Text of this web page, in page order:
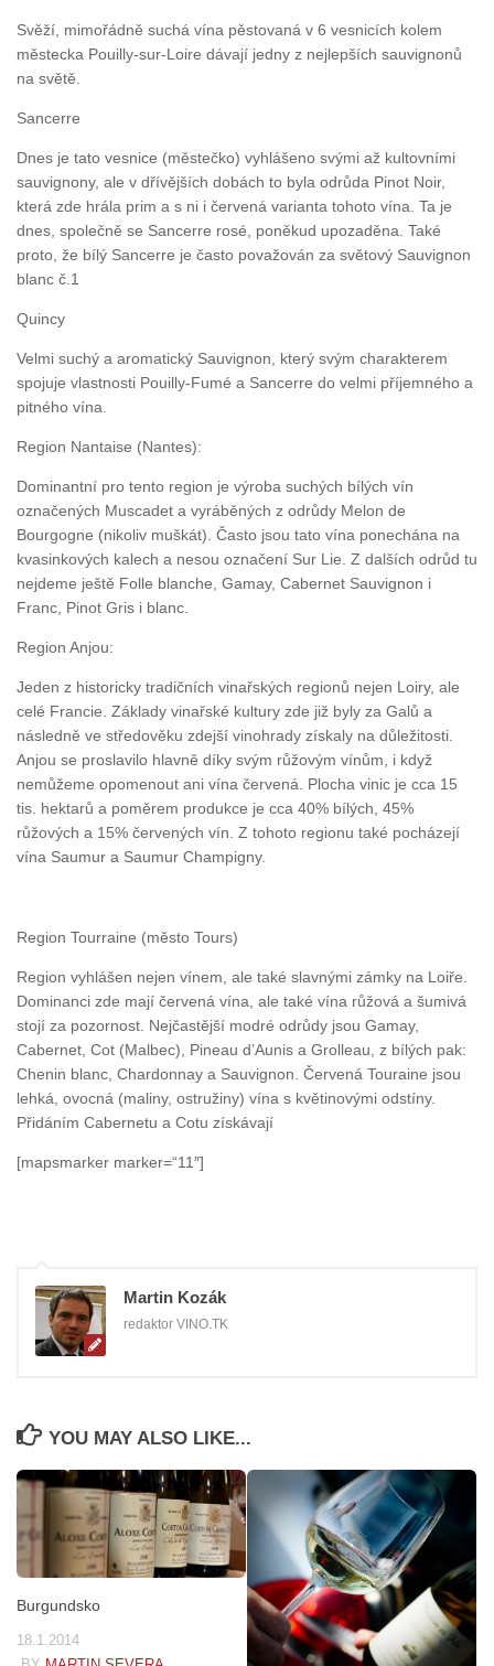
Svěží, mimořádně suchá vína pěstovaná v 6 vesnicích kolem
městecka Pouilly-sur-Loire dávají jedny z nejlepších sauvignonů
na světě.
Sancerre
Dnes je tato vesnice (městečko) vyhlášeno svými až kultovními
sauvignony, ale v dřívějších dobách to byla odrůda Pinot Noir,
která zde hrála prim a s ni i červená varianta tohoto vína. Ta je
dnes, společně se Sancerre rosé, poněkud upozaděna. Také
proto, že bílý Sancerre je často považován za světový Sauvignon
blanc č.1
Quincy
Velmi suchý a aromatický Sauvignon, který svým charakterem
spojuje vlastnosti Pouilly-Fumé a Sancerre do velmi příjemného a
pitného vína.
Region Nantaise (Nantes):
Dominantní pro tento region je výroba suchých bílých vín
označených Muscadet a vyráběných z odrůdy Melon de
Bourgogne (nikoliv muškát). Často jsou tato vína ponechána na
kvasinkových kalech a nesou označení Sur Lie. Z dalších odrůd tu
nejdeme ještě Folle blanche, Gamay, Cabernet Sauvignon i
Franc, Pinot Gris i blanc.
Region Anjou:
Jeden z historicky tradičních vinařských regionů nejen Loiry, ale
celé Francie. Základy vinařské kultury zde již byly za Galů a
následně ve středověku zdejší vinohrady získaly na důležitosti.
Anjou se proslavilo hlavně díky svým růžovým vínům, i když
nemůžeme opomenout ani vína červená. Plocha vinic je cca 15
tis. hektarů a poměrem produkce je cca 40% bílých, 45%
růžových a 15% červených vín. Z tohoto regionu také pocházejí
vína Saumur a Saumur Champigny.
Region Tourraine (město Tours)
Region vyhlášen nejen vínem, ale také slavnými zámky na Loiře.
Dominanci zde mají červená vína, ale také vína růžová a šumivá
stojí za pozornost. Nejčastější modré odrůdy jsou Gamay,
Cabernet, Cot (Malbec), Pineau d’Aunis a Grolleau, z bílých pak:
Chenin blanc, Chardonnay a Sauvignon. Červená Touraine jsou
lehká, ovocná (maliny, ostružiny) vína s květinovými odstíny.
Přidáním Cabernetu a Cotu získávají
[mapsmarker marker=“11″]
Martin Kozák
redaktor VINO.TK
YOU MAY ALSO LIKE...
Burgundsko
18.1.2014